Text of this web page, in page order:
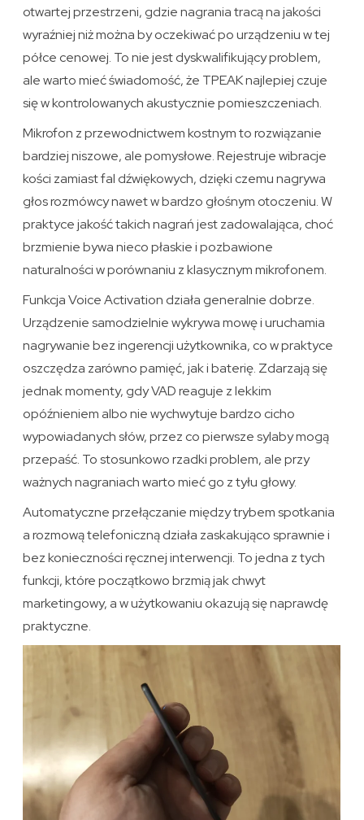
otwartej przestrzeni, gdzie nagrania tracą na jakości
wyraźniej niż można by oczekiwać po urządzeniu w tej
półce cenowej. To nie jest dyskwalifikujący problem,
ale warto mieć świadomość, że TPEAK najlepiej czuje
się w kontrolowanych akustycznie pomieszczeniach.
Mikrofon z przewodnictwem kostnym to rozwiązanie
bardziej niszowe, ale pomysłowe. Rejestruje wibracje
kości zamiast fal dźwiękowych, dzięki czemu nagrywa
głos rozmówcy nawet w bardzo głośnym otoczeniu. W
praktyce jakość takich nagrań jest zadowalająca, choć
brzmienie bywa nieco płaskie i pozbawione
naturalności w porównaniu z klasycznym mikrofonem.
Funkcja Voice Activation działa generalnie dobrze.
Urządzenie samodzielnie wykrywa mowę i uruchamia
nagrywanie bez ingerencji użytkownika, co w praktyce
oszczędza zarówno pamięć, jak i baterię. Zdarzają się
jednak momenty, gdy VAD reaguje z lekkim
opóźnieniem albo nie wychwytuje bardzo cicho
wypowiadanych słów, przez co pierwsze sylaby mogą
przepaść. To stosunkowo rzadki problem, ale przy
ważnych nagraniach warto mieć go z tyłu głowy.
Automatyczne przełączanie między trybem spotkania
a rozmową telefoniczną działa zaskakująco sprawnie i
bez konieczności ręcznej interwencji. To jedna z tych
funkcji, które początkowo brzmią jak chwyt
marketingowy, a w użytkowaniu okazują się naprawdę
praktyczne.